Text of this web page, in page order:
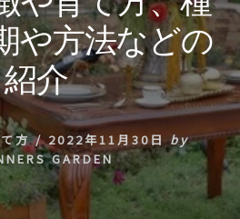
や方法などの
紹介
方/ 2022年11月30日 by
GARDEN